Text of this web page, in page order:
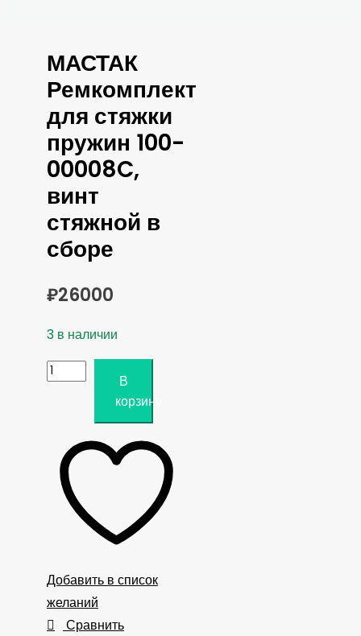
МАСТАК
Ремкомплект
для стяжки
пружин 100-
00008C,
винт
стяжной в
сборе
₽26000
3 в наличии
Количество
Ремкомплект
для
стяжки
пружин
винт
стяжной
в
В
корзину
Добавить в список
желаний
Сравнить